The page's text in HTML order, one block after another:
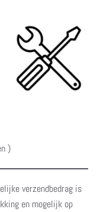
)
verzendbedrag is
en mogelijk op